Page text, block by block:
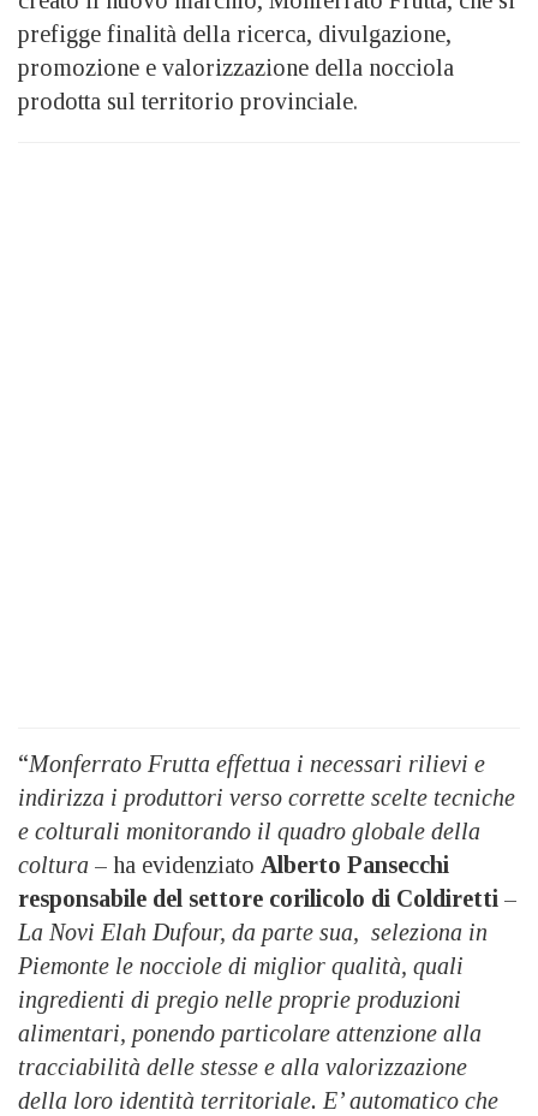
prefigge finalità della ricerca, divulgazione,
promozione e valorizzazione della nocciola
prodotta sul territorio provinciale.
“Monferrato Frutta effettua i necessari rilievi e
indirizza i produttori verso corrette scelte tecniche
e colturali monitorando il quadro globale della
coltura – ha evidenziato Alberto Pansecchi
responsabile del settore corilicolo di Coldiretti –
La Novi Elah Dufour, da parte sua, seleziona in
Piemonte le nocciole di miglior qualità, quali
ingredienti di pregio nelle proprie produzioni
alimentari, ponendo particolare attenzione alla
tracciabilità delle stesse e alla valorizzazione
della loro identità territoriale. E’ automatico che